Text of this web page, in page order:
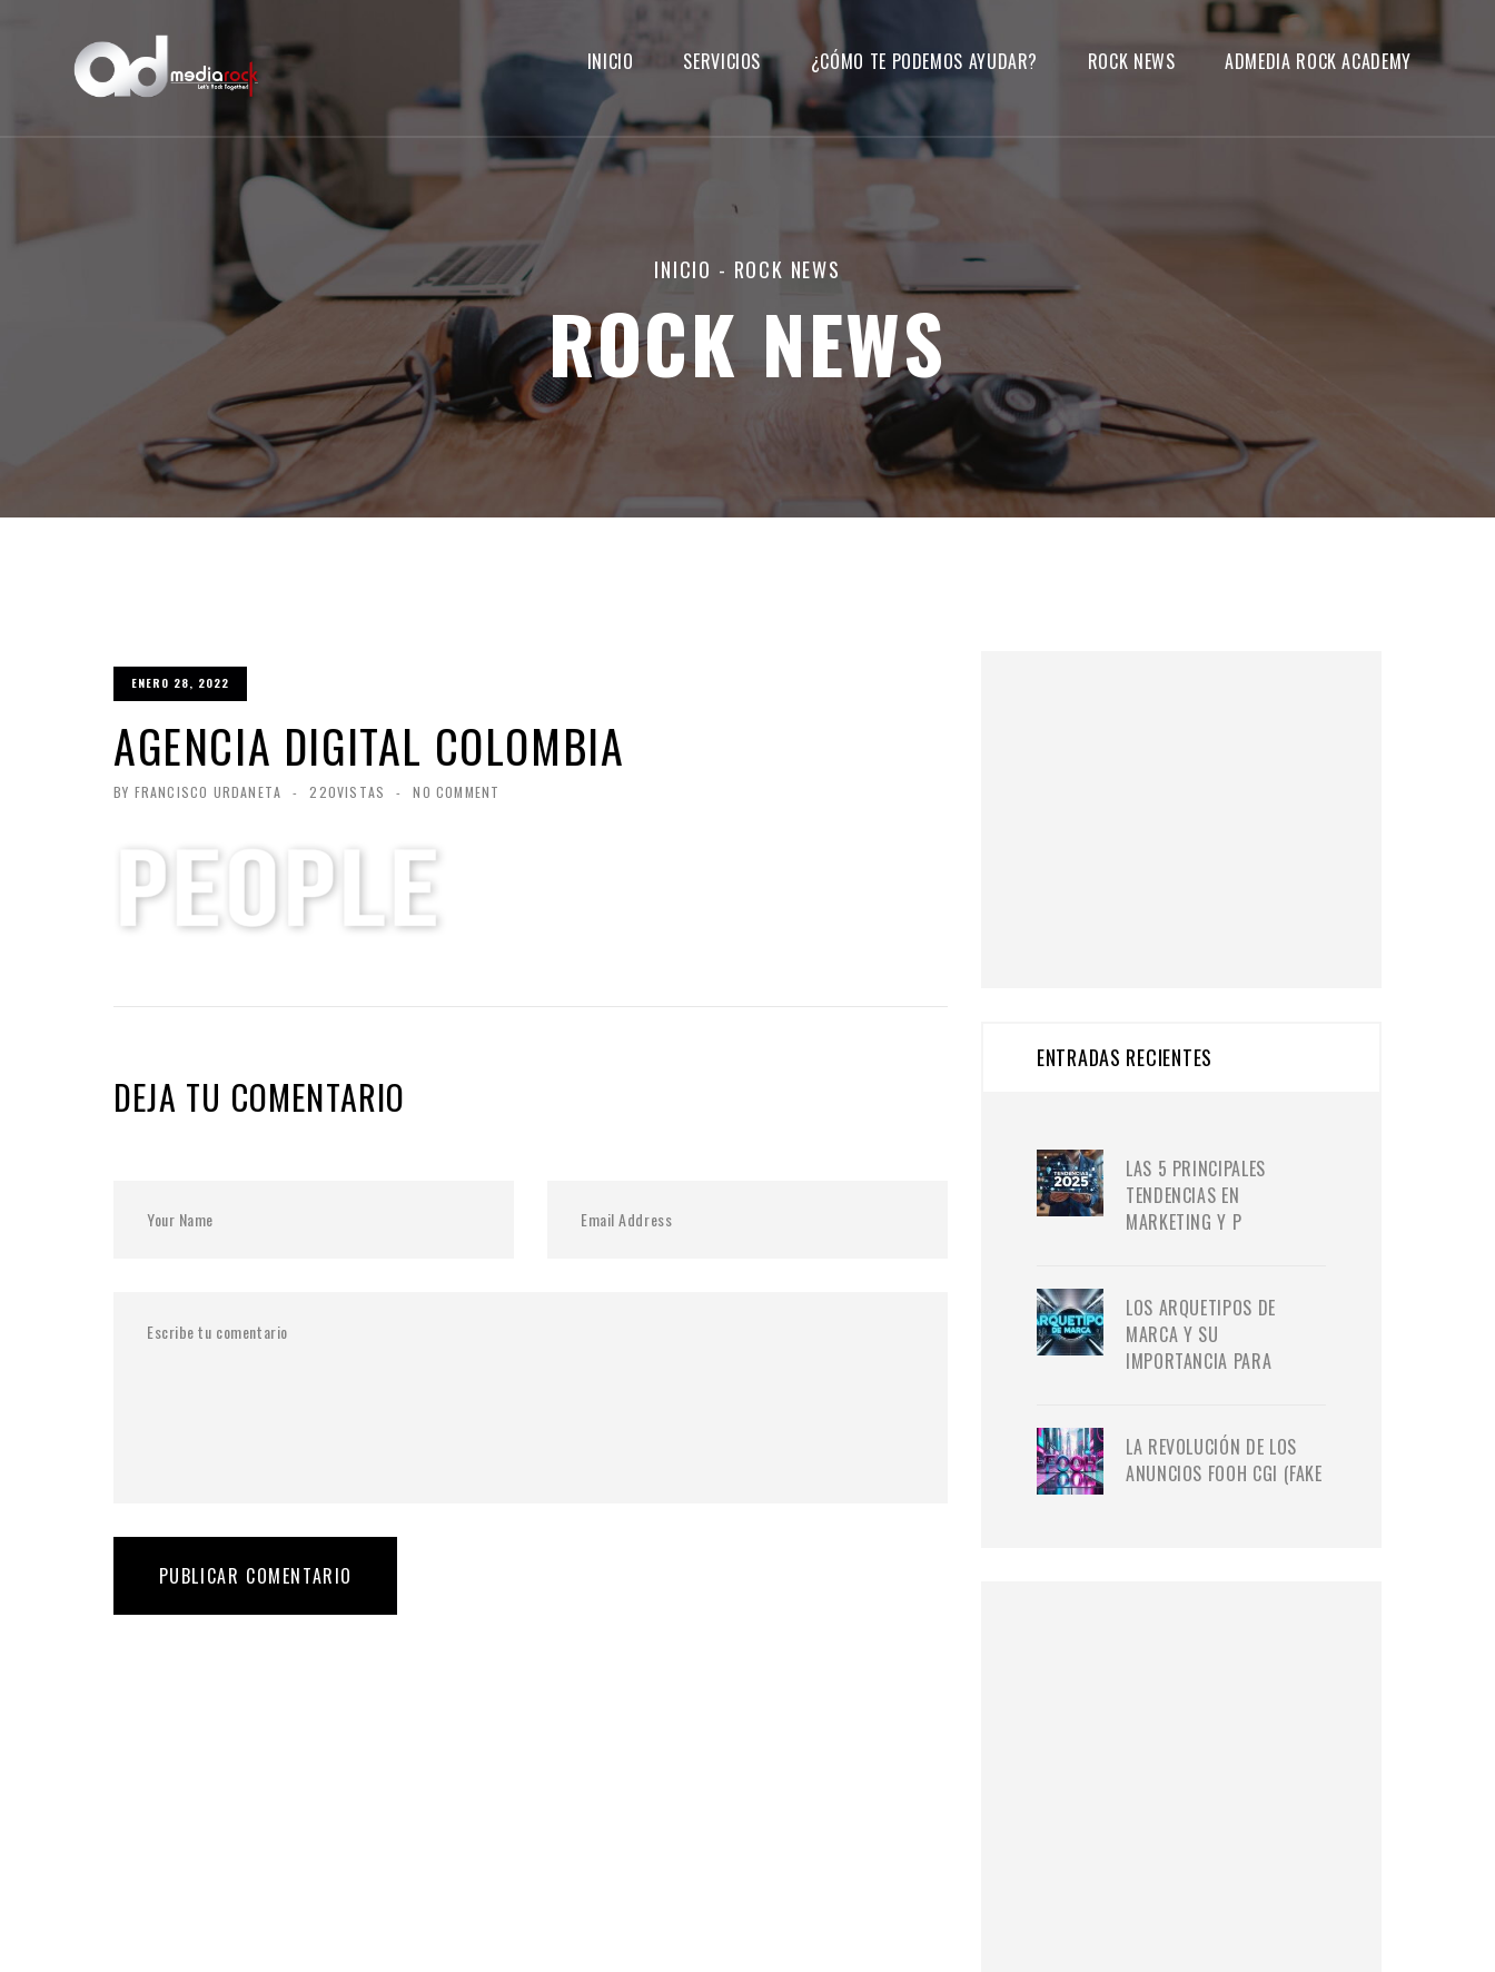
INICIO SERVICIOS ¿CÓMO TE PODEMOS AYUDAR? ROCK NEWS ADMEDIA ROCK ACADEMY
INICIO - ROCK NEWS
ROCK NEWS
ENERO 28, 2022
AGENCIA DIGITAL COLOMBIA
BY FRANCISCO URDANETA - 220VISTAS - NO COMMENT
DEJA TU COMENTARIO
PUBLICAR COMENTARIO
ENTRADAS RECIENTES
LAS 5 PRINCIPALES
TENDENCIAS EN
MARKETING Y P
LOS ARQUETIPOS DE
MARCA Y SU
IMPORTANCIA PARA
LA REVOLUCIÓN DE LOS
ANUNCIOS FOOH CGI (FAKE